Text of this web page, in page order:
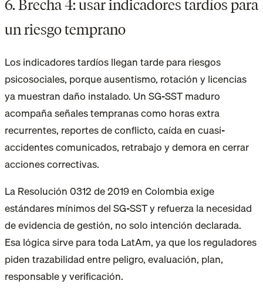
6. Brecha 4: usar indicadores tardíos para
un riesgo temprano
Los indicadores tardíos llegan tarde para riesgos
psicosociales, porque ausentismo, rotación y licencias
ya muestran daño instalado. Un SG-SST maduro
acompaña señales tempranas como horas extra
recurrentes, reportes de conflicto, caída en cuasi-
accidentes comunicados, retrabajo y demora en cerrar
acciones correctivas.
La Resolución 0312 de 2019 en Colombia exige
estándares mínimos del SG-SST y refuerza la necesidad
de evidencia de gestión, no solo intención declarada.
Esa lógica sirve para toda LatAm, ya que los reguladores
piden trazabilidad entre peligro, evaluación, plan,
responsable y verificación.